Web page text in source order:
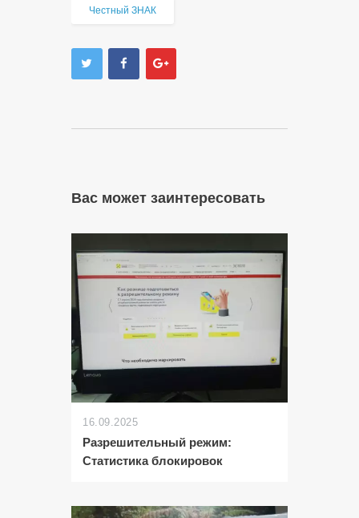
Честный ЗНАК
Вас может заинтересовать
16.09.2025
Разрешительный режим:
Статистика блокировок